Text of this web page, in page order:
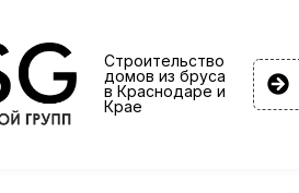
Строительство
домов из бруса
в Краснодаре и
Крае